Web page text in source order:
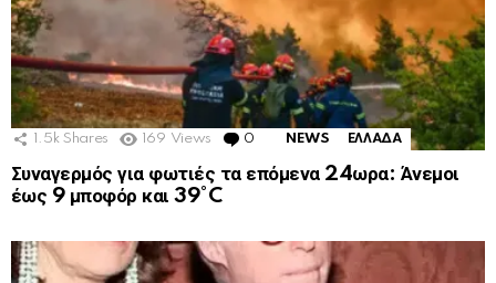
1.5k Shares 169 Views 0 Comments
NEWS ΕΛΛΑΔΑ
Συναγερμός για φωτιές τα επόμενα 24ωρα: Άνεμοι
έως 9 μποφόρ και 39°C